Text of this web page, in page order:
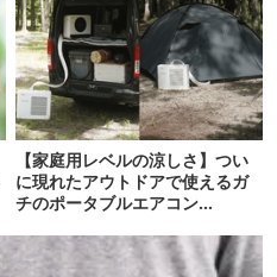
【家庭用レベルの涼しさ】つい
に現れたアウトドアで使えるガ
チのポータブルエアコン